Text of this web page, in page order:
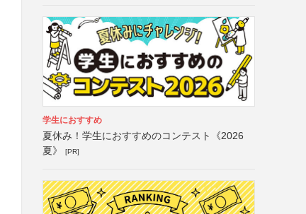
学生におすすめ
夏休み！学生におすすめのコンテスト《2026
夏》
[PR]